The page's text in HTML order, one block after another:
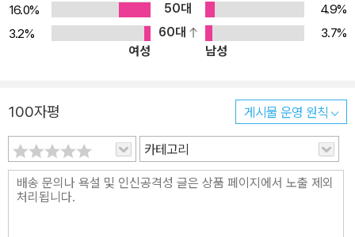
16.0%
50대
4.9%
3.2%
60대
3.7%
여성
남성
100자평 게시물 운영 원칙
카테고리